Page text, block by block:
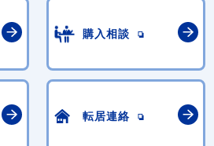
購入相談
転居連絡